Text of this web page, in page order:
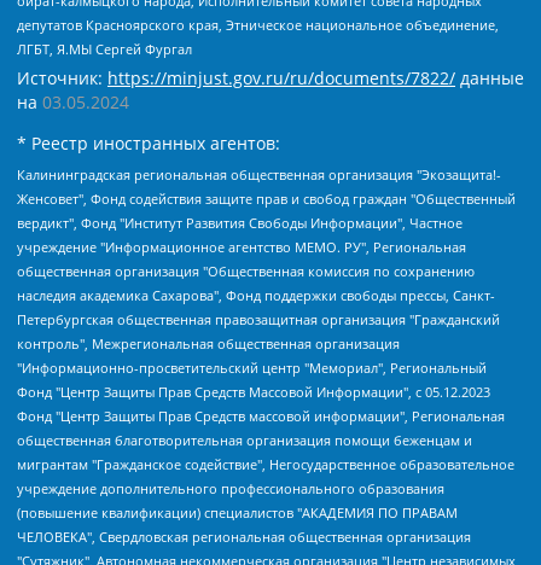
депутатов Красноярского края, Этническое национальное объединение,
ЛГБТ, Я.МЫ Сергей Фургал
Источник: https://minjust.gov.ru/ru/documents/7822/ данные
на 03.05.2024
* Реестр иностранных агентов:
Калининградская региональная общественная организация "Экозащита!-Женсовет", Фонд содействия защите прав и свобод граждан "Общественный вердикт", Фонд "Институт Развития Свободы Информации", Частное учреждение "Информационное агентство МЕМО. РУ", Региональная общественная организация "Общественная комиссия по сохранению наследия академика Сахарова", Фонд поддержки свободы прессы, Санкт-Петербургская общественная правозащитная организация "Гражданский контроль", Межрегиональная общественная организация "Информационно-просветительский центр "Мемориал", Региональный Фонд "Центр Защиты Прав Средств Массовой Информации", с 05.12.2023 Фонд "Центр Защиты Прав Средств массовой информации", Региональная общественная благотворительная организация помощи беженцам и мигрантам "Гражданское содействие", Негосударственное образовательное учреждение дополнительного профессионального образования (повышение квалификации) специалистов "АКАДЕМИЯ ПО ПРАВАМ ЧЕЛОВЕКА", Свердловская региональная общественная организация "Сутяжник", Автономная некоммерческая организация "Центр независимых социологических исследований", Союз общественных объединений "Российский исследовательский центр по правам человека", Региональное общественное учреждение научно-информационный центр "МЕМОРИАЛ", Некоммерческая организация "Фонд защиты гласности", Автономная некоммерческая организация "Институт прав человека", Городская общественная организация "Екатеринбургское общество "МЕМОРИАЛ", Городская общественная организация "Рязанское историко-просветительское и правозащитное общество "Мемориал" (Рязанский Мемориал), Челябинский региональный орган общественной самодеятельности – женское общественное объединение "Женщины Евразии", Челябинский региональный орган общественной самодеятельности "Уральская правозащитная группа", Фонд содействия защите здоровья и социальной справедливости имени Андрея Рылькова, Автономная Некоммерческая Организация "Аналитический Центр Юрия Левады", Автономная некоммерческая организация социальной поддержки населения "Проект Апрель", Региональная общественная организация помощи женщинам и детям, находящимся в кризисной ситуации "Информационно-методический центр "Анна", Фонд содействия развитию массовых коммуникаций и правовому просвещению "Так-так-Так", Фонд содействия устойчивому развитию "Серебряная тайга", Свердловский региональный общественный фонд социальных проектов "Новое время", "Idel.Реалии", Кавказ.Реалии, Крым.Реалии, Телеканал Настоящее Время, Татаро-башкирская служба Радио Свобода (Azatliq Radiosi), Радио Свободная Европа/Радио Свобода (PCE/PC), "Сибирь.Реалии", "Фактограф", Благотворительный фонд помощи осужденным и их семьям, Автономная некоммерческая организация "Институт глобализации и социальных движений", Фонд "В защиту прав заключенных", Частное учреждение "Центр поддержки и содействия развитию средств массовой информации", Пензенский региональный общественный благотворительный фонд "Гражданский союз", "Север.Реалии", Некоммерческая организация Фонд "Правовая инициатива", Общество с ограниченной ответственностью "Радио Свободная Европа/Радио Свобода", Чешское информационное агентство "MEDIUM-ORIENT", Красноярская региональная общественная организация "Мы против СПИДа", Камалягин Денис Николаевич, Маркелов Сергей Евгеньевич, Пономарев Лев Александрович, Савицкая Людмила Алексеевна, Автономная некоммерческая организация "Центр по работе с проблемой насилия "НАСИЛИЮ.НЕТ", Межрегиональный профессиональный союз работников здравоохранения "Альянс врачей", Юридическое лицо, зарегистрированное в Латвийской Республике, SIA "Medusa Project" (регистрационный номер 40103797863, дата регистрации 10.06.2014), Некоммерческая организация "Фонд по борьбе с коррупцией", Автономная некоммерческая организация "Институт права и публичной политики", Баданин Роман Сергеевич, Гликин Максим Александрович, Железнова Мария Михайловна, Лукьянова Юлия Сергеевна, Маетная Елизавета Витальевна, Маняхин Петр Борисович, Чуракова Ольга Владимировна, Ярош Юлия Петровна, Юридическое лицо "The Insider SIA", зарегистрированное в Риге, Латвийская Республика (дата регистрации 26.06.2015), являющееся администратором доменного имени интернет-издания "The Insider SIA", https://theins.ru, Постернак Алексей Евгеньевич, Рубин Михаил Аркадьевич, Анин Роман Александрович, Юридическое лицо Istories fonds, зарегистрированное в Латвийской Республике (регистрационный номер 50008295751, дата регистрации 24.02.2020), Великовский Дмитрий Александрович, Долинина Ирина Николаевна, Мароховская Алеся Алексеевна, Шлейнов Роман Юрьевич, Шмагун Олеся Валентиновна, Общество с ограниченной ответственностью "Альтаир 2021", Общество с ограниченной ответственностью "Вега 2021", Общество с ограниченной ответственностью "Главный редактор 2021", Общество с ограниченной ответственностью "Ромашки монолит", Важенков Артем Валерьевич, Ивановская областная общественная организация "Центр гендерных исследований", Гурман Юрий Альбертович, Медиапроект "ОВД-Инфо", Егоров Владимир Владимирович, Жилинский Владимир Александрович, Общество с ограниченной ответственностью "ЗП", Иванова София Юрьевна, Карезина Инна Павловна, Кильтау Екатерина Викторовна, Петров Алексей Викторович, Пискунов Сергей Евгеньевич, Смирнов Сергей Сергеевич, Тихонов Михаил Сергеевич, Общество с ограниченной ответственностью "ЖУРНАЛИСТ-ИНОСТРАННЫЙ АГЕНТ", Арапова Галина Юрьевна, Вольтская Татьяна Анатольевна, Американская компания "Mason G.E.S. Anonymous Foundation" (США), являющаяся владельцем интернет-издания https://mnews.world/, Компания "Stichting Bellingcat", зарегистрированная в Нидерландах (дата регистрации 11.07.2018), Захаров Андрей Вячеславович, Клепиковская Екатерина Дмитриевна, Общество с ограниченной ответственностью "МЕМО", Перл Роман Александрович, Симонов Евгений Алексеевич, Соловьева Елена Анатольевна, Сотников Даниил Владимирович, Сурначева Елизавета Дмитриевна, Автономная некоммерческая организация по защите прав человека и информированию населения "Якутия – Наше Мнение", Общество с ограниченной ответственностью "Москоу диджитал медиа", с 26.01.2023 Общество с ограниченной ответственностью "Чайка Белые сады", Ветошкина Валерия Валерьевна, Заговора Максим Александрович, Межрегиональное общественное движение "Российская ЛГБТ - сеть", Оленичев Максим Владимирович, Павлов Иван Юрьевич, Скворцова Елена Сергеевна, Общество с ограниченной ответственностью "Как бы инагент", Кочетков Игорь Викторович, Общество с ограниченной ответственностью "Честные выборы", Еланчик Олег Александрович, Общество с ограниченной ответственностью "Нобелевский призыв", Гималова Регина Эмилевна, Григорьев Андрей Валерьевич, Григорьева Алина Александровна, Ассоциация по содействию защите прав призывников, альтернативнослужащих и военнослужащих "Правозащитная группа "Гражданин.Армия.Право", Хисамова Регина Фаритовна, Автономная некоммерческая организация по реализации социально-правовых программ "Лилит", Дальневосточное общественное движение "Маяк", Санкт-Петербургская ЛГБТ-инициативная группа "Выход", Инициативная группа ЛГБТ+ "Реверс", Алексеев Андрей Викторович, Бекбулатова Таисия Львовна, Беляев Иван Михайлович, Владыкина Елена Сергеевна, Гельман Марат Александрович, Никульшина Вероника Юрьевна, Толоконникова Надежда Андреевна, Шендерович Виктор Анатольевич, Общество с ограниченной ответственностью "Данное сообщение", Общество с ограниченной ответственностью Издательский дом "Новая глава", Айнбиндер Александра Александровна, Московский комьюнити-центр для ЛГБТ+инициатив, Благотворительный фонд развития филантропии, Deutsche Welle (Германия, Kurt-Schumacher-Strasse 3, 53113 Bonn), Борзунова Мария Михайловна, Воробьев Виктор Викторович, Голубева Анна Львовна, Константинова Алла Михайловна, Малкова Ирина Владимировна, Мурадов Мурад Абдулгалимович, Осетинская Елизавета Николаевна, Понасенков Евгений Николаевич, Ганапольский Матвей Юрьевич, Киселев Евгений Алексеевич, Борухович Ирина Григорьевна, Дремин Иван Тимофеевич, Дубровский Дмитрий Викторович, Красноярская региональная общественная организация поддержки и развития альтернативных образовательных технологий и межкультурных коммуникаций "ИНТЕРРА", Маяковская Екатерина Алексеевна, Фейгин Марк Захарович, Филимонов Андрей Викторович, Дзугкоева Регина Николаевна, Доброхотов Роман Александрович, Дудь Юрий Александрович, Елкин Сергей Владимирович, Кругликов Кирилл Игоревич, Сабунаева Мария Леонидовна, Семенов Алексей Владимирович, Шаинян Карен Багратович, Шульман Екатерина Михайловна, Асафьев Артур Валерьевич, Вахштайн Виктор Семенович, Венедиктов Алексей Алексеевич, Лушникова Екатерина Евгеньевна, Волков Леонид Михайлович, Невзоров Александр Глебович, Пархоменко Сергей Борисович, Сироткин Ярослав Николаевич, Кара-Мурза Владимир Владимирович, Баранова Наталья Владимировна, Гозман Леонид Яковлевич, Кагарлицкий Борис Юльевич, Климарев Михаил Валерьевич, Милов Владимир Станиславович, Автономная некоммерческая организация Краснодарский центр современного искусства "Типография", Моргенштерн Алишер Тагирович, Соболь Любовь Эдуардовна, Общество с ограниченной ответственностью "ЛИЗА НОРМ", Каспаров Гарри Кимович, Ходорковский Михаил Борисович, Общество с ограниченной ответственностью "Апрельские тезисы", Данилович Ирина Брониславовна, Кашин Олег Владимирович, Петров Николай Владимирович, Пивоваров Алексей Владимирович, Соколов Михаил Владимирович, Цветкова Юлия Владимировна, Чичваркин Евгений Александрович, Комитет против пыток/Команда против пыток, Общество с ограниченной ответственностью "Первый научный", Общество с ограниченной ответственностью "Вертолет и ко", Белоцерковская Вероника Борисовна, Кац Максим Евгеньевич, Лазарева Татьяна Юрьевна, Шаведдинов Руслан Табризович, Яшин Илья Валерьевич, Общество с ограниченной ответственностью "Иноагент ААВ", Алешковский Дмитрий Петрович, Альбац Евгения Марковна, Быков Дмитрий Львович, Галямина Юлия Евгеньевна, Лойко Сергей Леонидович, Мартынов Кирилл Константинович, Медведев Сергей Александрович, Крашенинников Федор Геннадиевич, Гордеева Катерина Вл